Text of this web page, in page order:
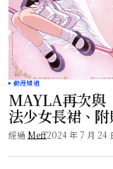
動漫頻道
MAYLA再次與
法少女長裙、
經過 Meff2024 年 7 月 24